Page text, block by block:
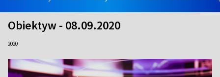
Obiektyw - 08.09.2020
2020